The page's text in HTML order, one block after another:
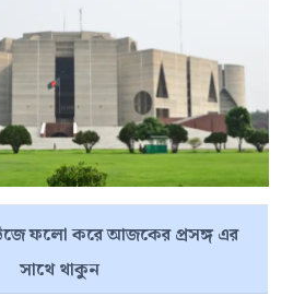
ফলো করে আজকের প্রসঙ্গ এর
সাথে থাকুন